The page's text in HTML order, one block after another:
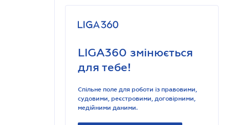
LIGA360 змінюється
для тебе!
Спільне поле для роботи із правовими,
судовими, реєстровими, договірними,
медійними даними.